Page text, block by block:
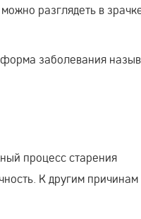
разглядеть в
заболевания
процесс старения
К другим